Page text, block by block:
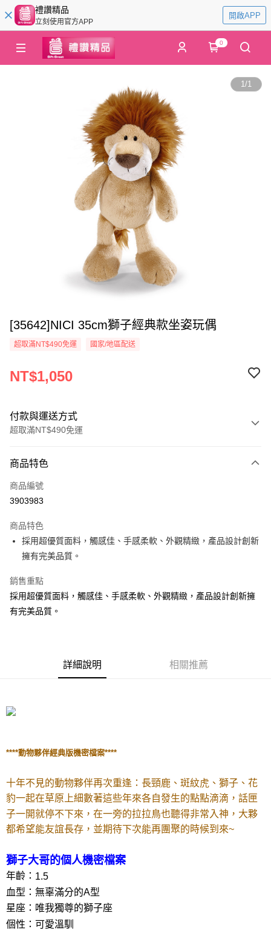
禮讚精品
立刻使用官方APP
開啟APP
0
1/1
[35642]NICI 35cm獅子經典款坐姿玩偶
超取滿NT$490免運 國家/地區配送
NT$1,050
付款與運送方式
超取滿NT$490免運
信用卡一次付款
超商取貨付款
Apple Pay
街口支付
悠遊付
AFTEE先享後付
１．簡單：不需註冊會員、不需綁卡、不需儲值。
２．便利：只要手機號碼，簡訊認證，即可結帳。
【「AFTEE先享後付」結帳流程】
３．收到繳費通知簡訊後14天內，點擊此簡訊中的連結，可透過四大超商／
購買商品的店家。未經商家同意取消之訂單仍視為有效，需透過AFTEE先享
後付繳納相關費用。
※ 交易是否成功請以「AFTEE先享後付 」之結帳頁面顯示為準，若有關於
是否繳費成功／繳費後需取消欲退款等相關疑問，請聯繫「AFTEE先享後付
客戶支援中心」https://netprotections.freshdesk.com/support/home
【注意事項】
１．透過由恩沛科技股份有限公司提供之「AFTEE先享後付」服務完成之交
易，需依本服務之必要範圍內提供個人資料，並將交易相關給付款項請求債
２．關於個人資料處理事宜，請瀏覽以下網址：
https://aftee.tw/terms/#terms3
３．未成年的使用者請事先徵得法定代理人或監護人之同意方可使用
「AFTEE先享後付」，若未經同意申辦者引起之損失，本公司不負相關責
每筆NT$100，滿NT$490(含以上)免運費
每筆NT$100，滿NT$490(含以上)免運費
每筆NT$100，滿NT$990(含以上)免運費
海外國家 查看運費
商品特色
商品編號
3903983
商品特色
採用超優質面料，觸感佳、手感柔軟、外觀精緻，產品設計創新
擁有完美品質。
銷售重點
採用超優質面料，觸感佳、手感柔軟、外觀精緻，產品設計創新擁
有完美品質。
詳細說明 相關推薦
****動物夥伴經典版機密檔案****
十年不見的動物夥伴再次重逢：長頸鹿、斑紋虎、獅子、 花
豹一起在草原上細數著這些年來各自發生的點點滴滴， 話匣
子一開就停不下來，在一旁的拉拉鳥也聽得非常入神， 大夥
都希望能友誼長存，並期待下次能再團聚的時候到來~
獅子大哥的個人機密檔案
年齡： 1.5
血型：無辜滿分的A型
星座：唯我獨尊的獅子座
個性：可愛溫馴